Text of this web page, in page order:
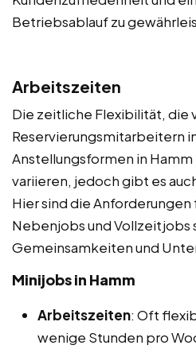
Betriebsablauf zu
Arbeitszeiten
Die zeitliche Flexibilität, die
Reservierungsmitarbeitern
Anstellungsformen in
variieren, jedoch gibt es
Hier sind die Anforderungen
Nebenjobs und Vollzeitjobs
Gemeinsamkeiten und
Minijobs in Hamm
Arbeitszeiten: Oft
wenige Stunden pro